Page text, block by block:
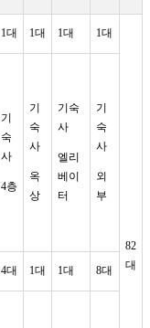
1대 1대 1대 1대
82
대
기
숙
사
4층
기
숙
사
옥
상
기숙
사
엘리
베이
터
기
숙
사
외
부
4대 1대 1대 8대